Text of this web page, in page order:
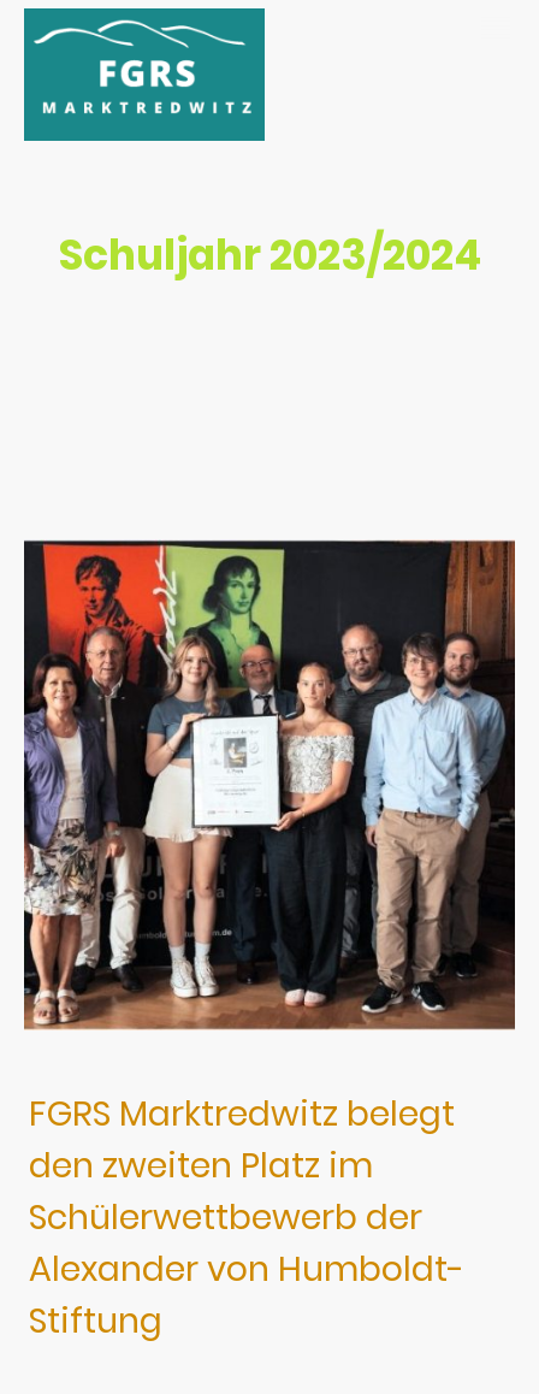
Schuljahr 2023/2024
FGRS Marktredwitz belegt
den zweiten Platz im
Schülerwettbewerb der
Alexander von Humboldt-
Stiftung